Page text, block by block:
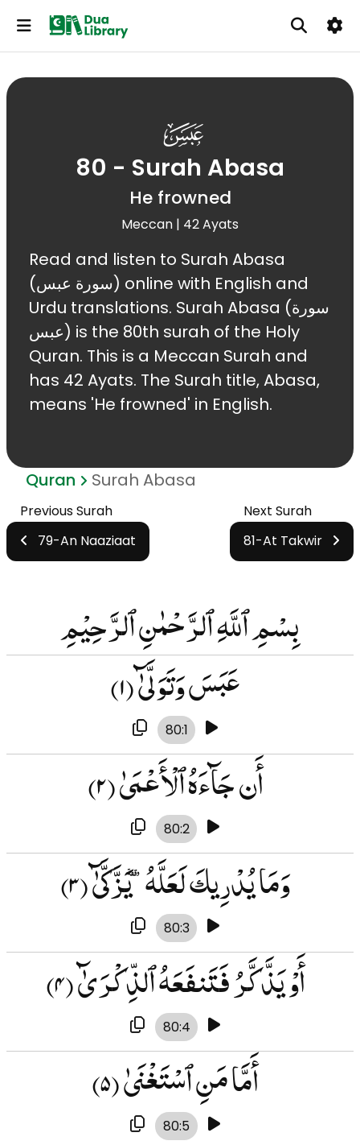
080
80 - Surah Abasa
He frowned
Meccan | 42 Ayats
Read and listen to Surah Abasa
(سورة عبس) online with English and
Urdu translations. Surah Abasa (سورة
عبس) is the 80th surah of the Holy
Quran. This is a Meccan Surah and
has 42 Ayats. The Surah title, Abasa,
means 'He frowned' in English.
Quran Surah Abasa
Previous Surah
79-An Naaziaat
Next Surah
81-At Takwir
بِسْمِ ٱللَّهِ ٱلرَّحْمٰنِ ٱلرَّحِيْمِ
عَبَسَ وَتَوَلَّىٰٓ(۱)
80:1
أَن جَآءَهُ ٱلْأَعْمَىٰ(۲)
80:2
وَمَا يُدْرِيكَ لَعَلَّهُۥ يَزَّكَّىٰٓ(۳)
80:3
أَوْ يَذَّكَّرُ فَتَنفَعَهُ ٱلذِّكْرَىٰٓ(۴)
80:4
أَمَّا مَنِ ٱسْتَغْنَىٰ(۵)
80:5